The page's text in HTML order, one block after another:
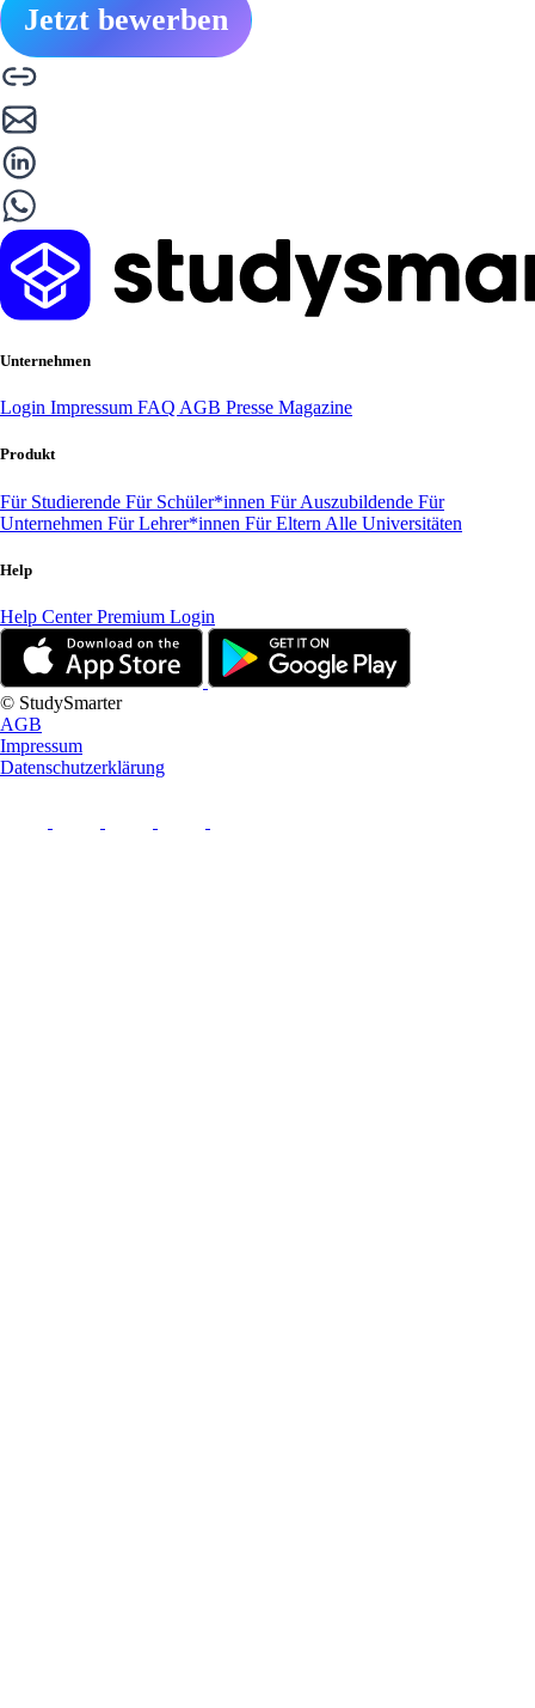
Jetzt bewerben
Unternehmen
Login Impressum FAQ AGB Presse Magazine
Produkt
Für Studierende Für Schüler*innen Für Auszubildende Für
Unternehmen Für Lehrer*innen Für Eltern Alle Universitäten
Help
Help CenterPremium Login
© StudySmarter
AGB
Impressum
Datenschutzerklärung